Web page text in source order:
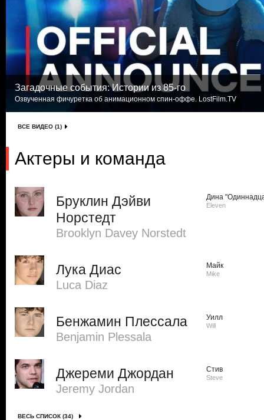
Загадочные события: Истории из 85-го
Озвученная фичуретка об анимационном спин-оффе. LostFilm.TV
ВСЕ ВИДЕО (1)
Актеры и команда
Бруклин Дэйви
Норстедт
Brooklyn Davey Norstedt
Дина
Eleven
Лука Диас
Luca Diaz
Майк
Mike
Бенжамин Плессала
Benjamin Plessala
Уилл
Will
Джереми Джордан
Jeremy Jordan
Стив
Steve
ВЕСЬ СПИСОК (34)